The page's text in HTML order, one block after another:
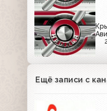
Ещё записи с